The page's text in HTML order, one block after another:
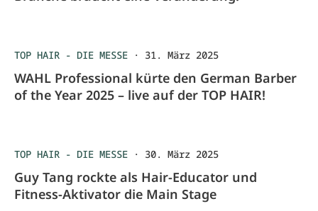
TOP HAIR - DIE MESSE · 31. März 2025
WAHL Professional kürte den German Barber
of the Year 2025 – live auf der TOP HAIR!
TOP HAIR - DIE MESSE · 30. März 2025
Guy Tang rockte als Hair-Educator und
Fitness-Aktivator die Main Stage